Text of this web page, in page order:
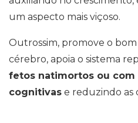
um aspecto mais viçoso.
Outrossim, promove o
cérebro, apoia o sistema
fetos natimortos ou
cognitivas e reduzindo as